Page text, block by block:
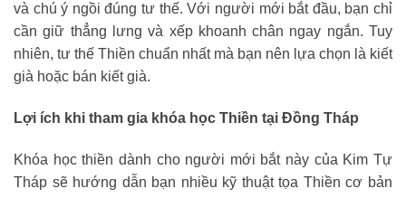
và chú ý ngồi đúng tư thế. Với người mới bắt đầu, bạn chỉ
cần giữ thẳng lưng và xếp khoanh chân ngay ngắn. Tuy
nhiên, tư thế Thiền chuẩn nhất mà bạn nên lựa chọn là kiết
già hoặc bán kiết già.
Lợi ích khi tham gia khóa học Thiền tại Đồng Tháp
Khóa học thiền dành cho người mới bắt này của Kim Tự
Tháp sẽ hướng dẫn bạn nhiều kỹ thuật tọa Thiền cơ bản